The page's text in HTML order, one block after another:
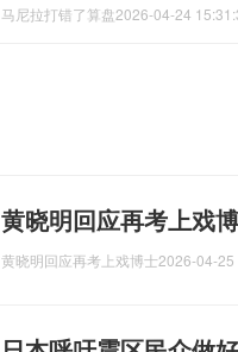
马尼拉打错了算盘2026-04-24
黄晓明回应再考上戏
黄晓明回应再考上戏博士2026-04-25